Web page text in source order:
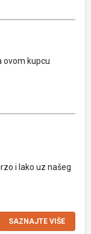
ovom kupcu
i lako uz našeg
SAZNAJTE VIŠE